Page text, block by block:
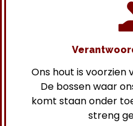
Ons hout is voorzien
De bossen waar
komt staan onder
streng